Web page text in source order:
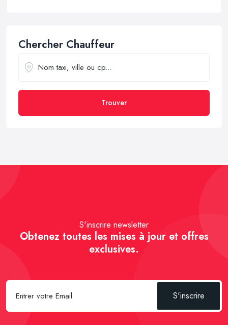
Chercher Chauffeur
Trouver
S'inscrire newsletter
Obtenez toutes les mises à jour et offres
exclusives.
S'inscrire